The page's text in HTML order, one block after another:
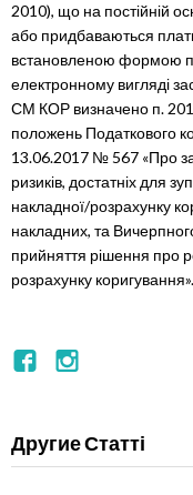
2010), що на постійній
або придбаваються
встановленою формою
електронному вигляді
СМ КОР визначено п.
положень Податкового
13.06.2017 № 567 «Про
ризиків, достатніх для
накладної/розрахунку
накладних, та
прийняття рішення про
розрахунку коригування».
Другие Статті